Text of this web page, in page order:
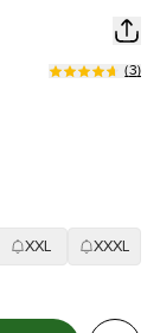
(3)
XXL XXXL